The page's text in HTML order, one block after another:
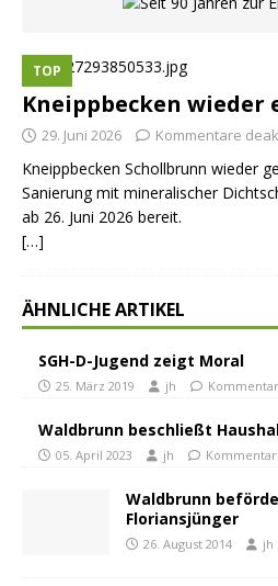
TOP
Kneippbecken
29. Juni 2026 Kommentare
Kneippbecken Schollbrunn wieder
Sanierung mit mineralischer
ab 26. Juni 2026 bereit.
[…]
ÄHNLICHE ARTIKEL
SGH-D-Jugend zeigt Moral
25. März 2019 jh
Waldbrunn beschließt
05. April 2023 jh
Waldbrunn
Floriansjünger
26. August 2014 jh